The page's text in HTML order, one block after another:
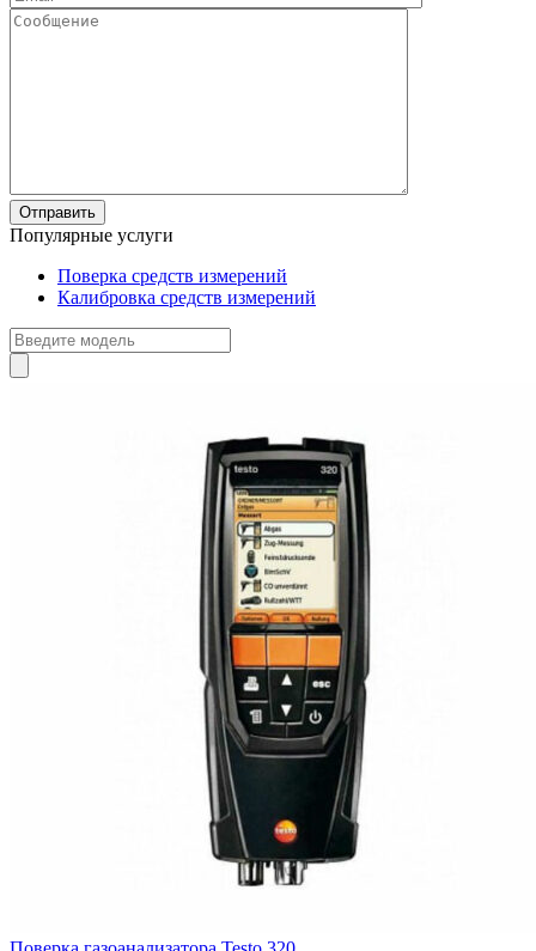
Популярные услуги
Поверка средств измерений
Калибровка средств измерений